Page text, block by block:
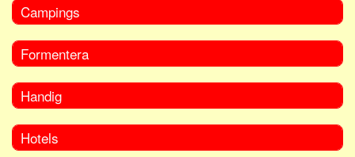
Campings
Formentera
Handig
Hotels